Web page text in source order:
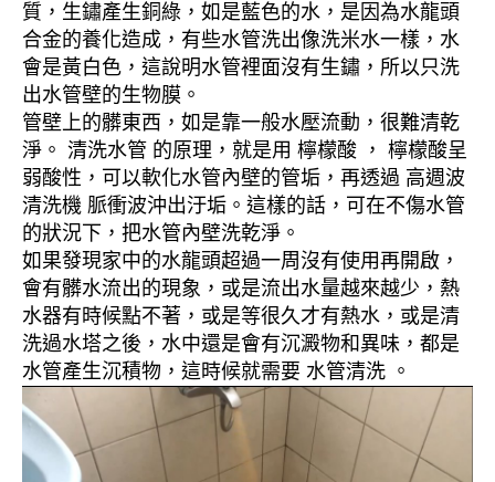
質，生鏽產生銅綠，如是藍色的水，是因為水龍頭
合金的養化造成，有些水管洗出像洗米水一樣，水
會是黃白色，這說明水管裡面沒有生鏽，所以只洗
出水管壁的生物膜。
管壁上的髒東西，如是靠一般水壓流動，很難清乾
淨。 清洗水管 的原理，就是用 檸檬酸 ， 檸檬酸呈
弱酸性，可以軟化水管內壁的管垢，再透過 高週波
清洗機 脈衝波沖出汙垢。這樣的話，可在不傷水管
的狀況下，把水管內壁洗乾淨。
如果發現家中的水龍頭超過一周沒有使用再開啟，
會有髒水流出的現象，或是流出水量越來越少，熱
水器有時候點不著，或是等很久才有熱水，或是清
洗過水塔之後，水中還是會有沉澱物和異味，都是
水管產生沉積物，這時候就需要 水管清洗 。